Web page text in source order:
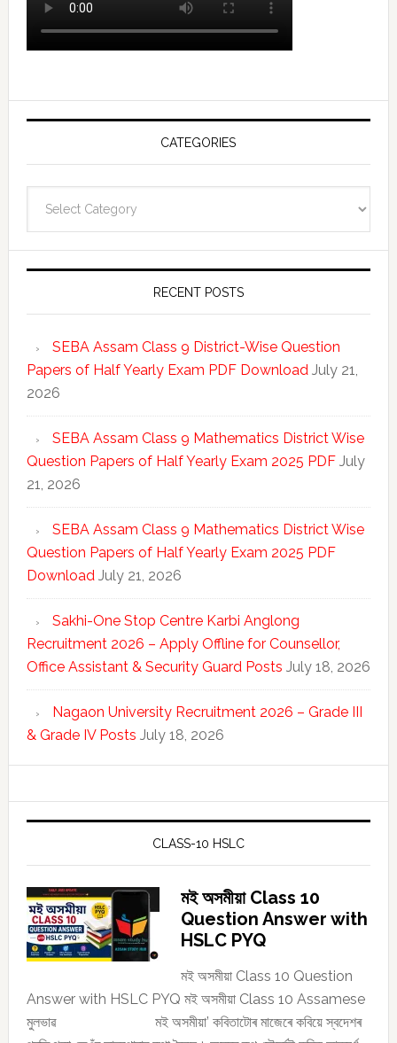
CATEGORIES
RECENT POSTS
SEBA Assam Class 9 District-Wise Question
Papers of Half Yearly Exam PDF Download July 21,
2026
SEBA Assam Class 9 Mathematics District Wise
Question Papers of Half Yearly Exam 2025 PDF July
21, 2026
SEBA Assam Class 9 Mathematics District Wise
Question Papers of Half Yearly Exam 2025 PDF
Download July 21, 2026
Sakhi-One Stop Centre Karbi Anglong
Recruitment 2026 – Apply Offline for Counsellor,
Office Assistant & Security Guard Posts July 18, 2026
Nagaon University Recruitment 2026 – Grade III
& Grade IV Posts July 18, 2026
CLASS-10 HSLC
মই অসমীয়া Class 10
Question Answer with
HSLC PYQ
মই অসমীয়া Class 10 Question
Answer with HSLC PYQ মই অসমীয়া Class 10 Assamese
মুলভাৱ মই অসমীয়া’ কবিতাটোৰ মাজেৰে কবিয়ে স্বদেশৰ